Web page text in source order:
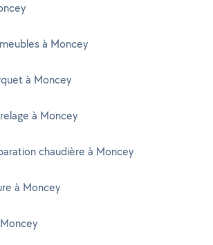
à Moncey
à Moncey
à Moncey
chaudière à Moncey
à Moncey